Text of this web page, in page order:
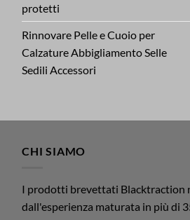
protetti
Rinnovare Pelle e Cuoio per
Calzature Abbigliamento Selle
Sedili Accessori
CHI SIAMO
I prodotti brevettati Blacktraction
dall'esperienza maturata in più di